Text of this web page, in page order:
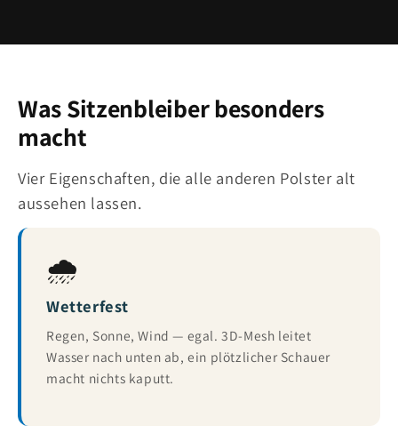
Was Sitzenbleiber besonders
macht
Vier Eigenschaften, die alle anderen Polster alt
aussehen lassen.
🌧️
Wetterfest
Regen, Sonne, Wind — egal. 3D-Mesh leitet
Wasser nach unten ab, ein plötzlicher Schauer
macht nichts kaputt.